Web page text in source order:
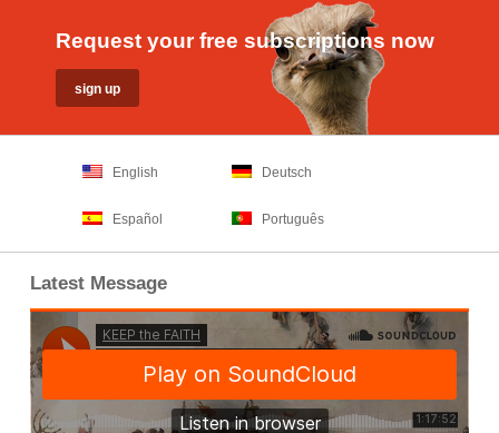
Request your free subscriptions now
English Deutsch
Español Português
Latest Message